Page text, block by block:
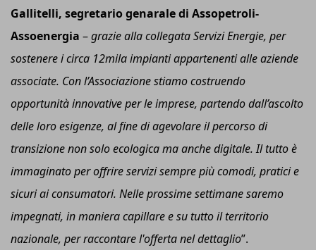
Gallitelli, segretario genarale di Assopetroli-
Assoenergia –grazie alla collegata Servizi Energie, per
sostenere i circa 12mila impianti appartenenti alle aziende
associate. Con l’Associazione stiamo costruendo
opportunità innovative per le imprese, partendo dall’ascolto
delle loro esigenze, al fine di agevolare il percorso di
transizione non solo ecologica ma anche digitale. Il tutto è
immaginato per offrire servizi sempre più comodi, pratici e
sicuri ai consumatori. Nelle prossime settimane saremo
impegnati, in maniera capillare e su tutto il territorio
nazionale, per raccontare l'offerta nel dettaglio”.